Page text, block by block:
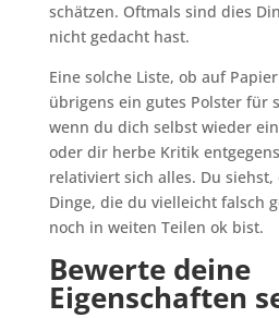
schätzen. Oftmals sind dies
nicht gedacht hast.
Eine solche Liste, ob auf
übrigens ein gutes Polster für
wenn du dich selbst wieder
oder dir herbe Kritik
relativiert sich alles. Du
Dinge, die du vielleicht falsch
noch in weiten Teilen ok bist.
Bewerte deine
Eigenschaften